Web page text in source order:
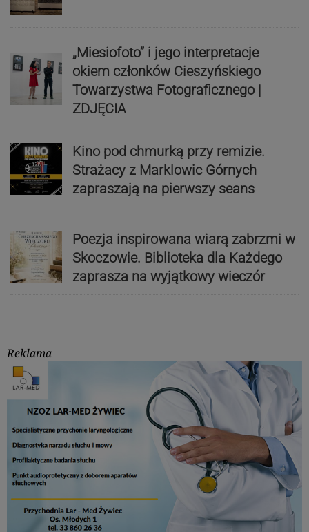
„Miesiofoto” i jego interpretacje
okiem członków Cieszyńskiego
Towarzystwa Fotograficznego |
ZDJĘCIA
Kino pod chmurką przy remizie.
Strażacy z Marklowic Górnych
zapraszają na pierwszy seans
Poezja inspirowana wiarą zabrzmi w
Skoczowie. Biblioteka dla Każdego
zaprasza na wyjątkowy wieczór
Reklama